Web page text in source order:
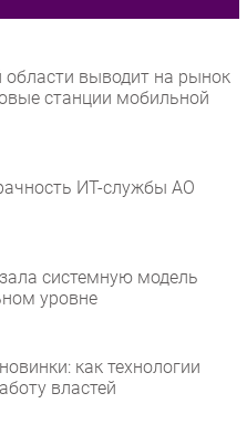
области выводит на рынок
станции мобильной
ИТ-службы АО
системную модель
уровне
как технологии
властей